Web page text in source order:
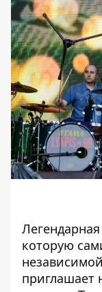
которую
приглашает